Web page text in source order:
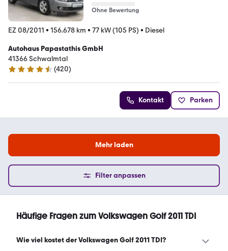
Ohne Bewertung
EZ 08/2011 • 156.678 km • 77 kW (105 PS) • Diesel
Autohaus Papastathis GmbH
41366 Schwalmtal
4.7 Sterne
(420)
Kontakt Parken
Mehr laden
Filter anpassen
Häufige Fragen zum Volkswagen Golf 2011 TDI
Wie viel kostet der Volkswagen Golf 2011 TDI?